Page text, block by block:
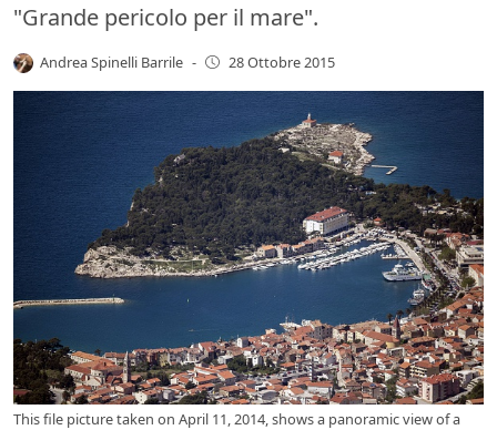
"Grande pericolo per il mare".
Andrea Spinelli Barrile - 28 Ottobre 2015
This file picture taken on April 11, 2014, shows a panoramic view of a